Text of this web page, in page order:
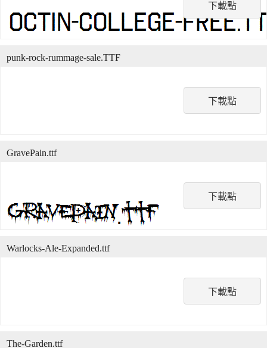
下載點
下載點
punk-rock-rummage-sale.TTF
下載點
GravePain.ttf
下載點
Warlocks-Ale-Expanded.ttf
The-Garden.ttf